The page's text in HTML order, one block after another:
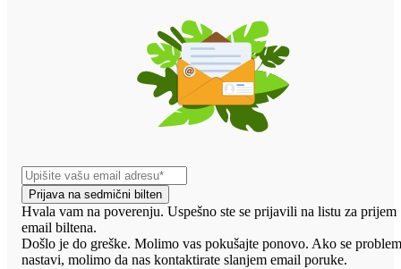
Prijava na sedmični bilten
Hvala vam na poverenju. Uspešno ste se prijavili na listu za prijem
email biltena.
Došlo je do greške. Molimo vas pokušajte ponovo. Ako se
nastavi, molimo da nas kontaktirate slanjem email poruke.